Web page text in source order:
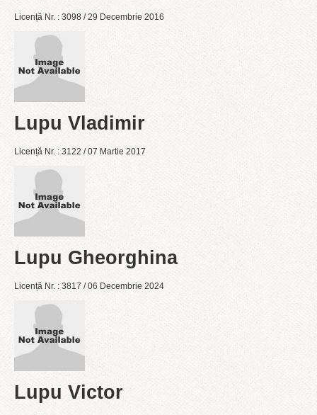
Licență Nr. : 3098 / 29 Decembrie 2016
Lupu Vladimir
Licență Nr. : 3122 / 07 Martie 2017
Lupu Gheorghina
Licență Nr. : 3817 / 06 Decembrie 2024
Lupu Victor